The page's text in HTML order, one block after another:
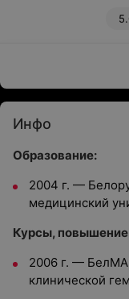
Инфо
Образование:
2004 г. —
медицинский
Курсы,
2006 г. —
клинической